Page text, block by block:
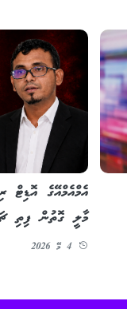
އެމްއެމްއޭގެ އޮޑިޓް
މާލީ ގޮތުން ފިތި
4 މޭ 2026